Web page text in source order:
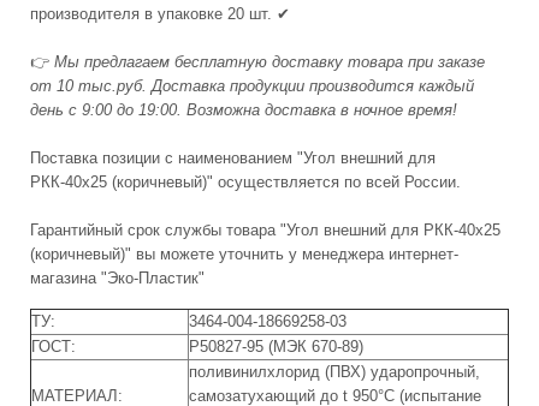
производителя в упаковке 20 шт. ✔
👉 Мы предлагаем бесплатную доставку товара при заказе
от 10 тыс.руб. Доставка продукции производится каждый
день с 9:00 до 19:00. Возможна доставка в ночное время!
Поставка позиции с наименованием "Угол внешний для
РКК-40х25 (коричневый)" осуществляется по всей России.
Гарантийный срок службы товара "Угол внешний для РКК-40х25
(коричневый)" вы можете уточнить у менеджера интернет-
магазина "Эко-Пластик"
ТУ:
3464-004-18669258-03
ГОСТ:
Р50827-95 (МЭК 670-89)
МАТЕРИАЛ:
поливинилхлорид (ПВХ) ударопрочный,
самозатухающий до t 950°С (испытание